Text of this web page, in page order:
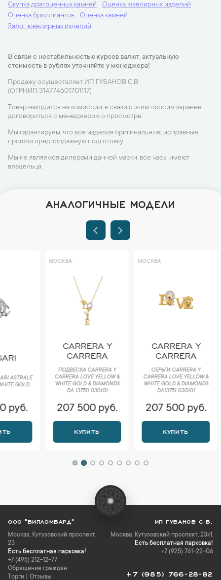
Скупка драгоценных камней
Оценка ювелирных изделий
Оценка бриллиантов
Оценка камней
Залог ювелирных изделий
В связи с нестабильностью курсов валют, актуальную
стоимость в рублях уточняйте у менеджера!
Продажу осуществляет ИП ГУБАНОВ С.В.
(ОГРНИП 314774601701117)
Товар находится на комиссии, в связи с этим просим заранее
договориться с менеджером о просмотре.
Мы гарантируем, что все изделия оригинальные, исправные,
прошли предпродажную подготовку.
Мы не являемся дилерами данной марки, все часы имеют
владельца.
АНАЛОГИЧНЫЕ МОДЕЛИ
CARRERA Y
CARRERA
ПОДВЕСКА CARRERA Y
CARRERA LOVE YELLOW &
WHITE GOLD & DIAMONDS
DA 13750 030101
207 500 руб.
CARRERA Y
CARRERA
СЕРЬГИ CARRERA Y
CARRERA LOVE YELLOW &
WHITE GOLD & DIAMONDS
DA13751 030101
207 500 руб.
СЕРЬГИ
GOLD
232
ООО "ВИПЛОМБАРД"
Москва, Кутузовский проспект,
23
Есть бесплатная парковка!
+7 (495) 212-12-77
Обращение граждан
Торги
Отзывы
ИП ГУБАНОВ С.В.
Москва, Кутузовский проспект, 23к1,
Есть бесплатная парковка!
+7 (925) 761-22-06
+7 (985) 766-28-82